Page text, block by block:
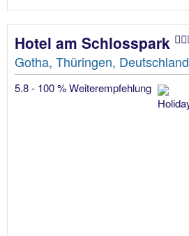
Hotel am Schlosspark
Gotha, Thüringen, Deutschland
5.8 - 100 % Weiterempfehlung